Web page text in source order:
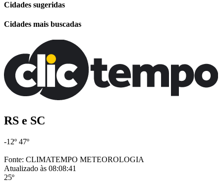
Cidades sugeridas
Cidades mais buscadas
RS e SC
-12º 47º
Fonte: CLIMATEMPO METEOROLOGIA
Atualizado às 08:08:41
25º